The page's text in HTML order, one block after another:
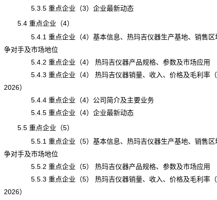
5.3.5 重点企业（3）企业最新动态
5.4 重点企业（4）
5.4.1 重点企业（4）基本信息、热玛吉仪器生产基地、销售区
争对手及市场地位
5.4.2 重点企业（4） 热玛吉仪器产品规格、参数及市场应用
5.4.3 重点企业（4） 热玛吉仪器销量、收入、价格及毛利率（
2026）
5.4.4 重点企业（4）公司简介及主要业务
5.4.5 重点企业（4）企业最新动态
5.5 重点企业（5）
5.5.1 重点企业（5）基本信息、热玛吉仪器生产基地、销售区
争对手及市场地位
5.5.2 重点企业（5） 热玛吉仪器产品规格、参数及市场应用
5.5.3 重点企业（5） 热玛吉仪器销量、收入、价格及毛利率（
2026）